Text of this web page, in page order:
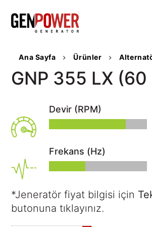
Kurumsal
Genpower
Hakkında
Sayılarla
Genpower
Kalite
Politikamız
Sosyal
Sorumluluk
Kariyer
Ürünler
Dizel
Jeneratörler
Portatif
Jeneratörler
Kaynak
Jeneratörleri
Su
Çözümlerimiz
Hibrit
Çözümler
Sistemler
Veri
Merkezi
Satış
Aktüel
SSS
Ana Sayfa Ürünler
GNP 355 LX (60
Devir (RPM)
Frekans (Hz)
*Jeneratör fiyat bilgisi için
butonuna tıklayınız.